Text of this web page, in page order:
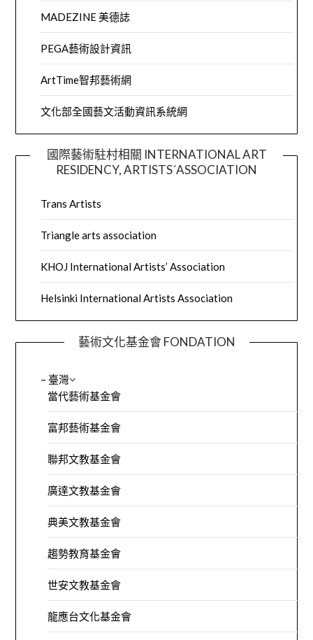
MADEZINE 美德誌
PEGA藝術設計資訊
ArtTime智邦藝術網
文化部全國藝文活動資訊系統網
國際藝術駐村相關 INTERNATIONAL ART
RESIDENCY, ARTISTS´ASSOCIATION
Trans Artists
Triangle arts association
KHOJ International Artists’ Association
Helsinki International Artists Association
藝術文化基金會 FONDATION
– 臺灣
當代藝術基金會
富邦藝術基金會
聯邦文教基金會
廣達文教基金會
典美文教基金會
趨勢教育基金會
世安文教基金會
龍應台文化基金會